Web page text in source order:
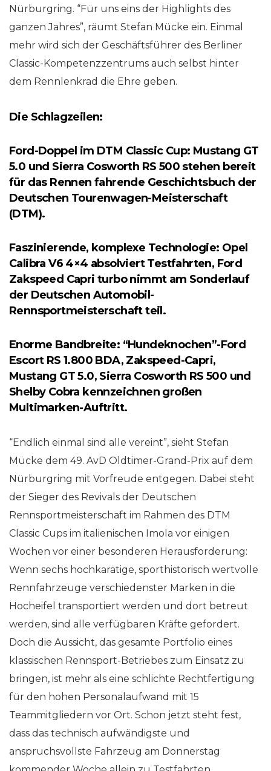
Nürburgring. “Für uns eins der Highlights des
ganzen Jahres”, räumt Stefan Mücke ein. Einmal
mehr wird sich der Geschäftsführer des Berliner
Classic-Kompetenzzentrums auch selbst hinter
dem Rennlenkrad die Ehre geben.
Die Schlagzeilen:
Ford-Doppel im DTM Classic Cup: Mustang GT
5.0 und Sierra Cosworth RS 500 stehen bereit
für das Rennen fahrende Geschichtsbuch der
Deutschen Tourenwagen-Meisterschaft
(DTM).
Faszinierende, komplexe Technologie: Opel
Calibra V6 4×4 absolviert Testfahrten, Ford
Zakspeed Capri turbo nimmt am Sonderlauf
der Deutschen Automobil-
Rennsportmeisterschaft teil.
Enorme Bandbreite: “Hundeknochen”-Ford
Escort RS 1.800 BDA, Zakspeed-Capri,
Mustang GT 5.0, Sierra Cosworth RS 500 und
Shelby Cobra kennzeichnen großen
Multimarken-Auftritt.
“Endlich einmal sind alle vereint”, sieht Stefan
Mücke dem 49. AvD Oldtimer-Grand-Prix auf dem
Nürburgring mit Vorfreude entgegen. Dabei steht
der Sieger des Revivals der Deutschen
Rennsportmeisterschaft im Rahmen des DTM
Classic Cups im italienischen Imola vor einigen
Wochen vor einer besonderen Herausforderung:
Wenn sechs hochkarätige, sporthistorisch wertvolle
Rennfahrzeuge verschiedenster Marken in die
Hocheifel transportiert werden und dort betreut
werden, sind alle verfügbaren Kräfte gefordert.
Doch die Aussicht, das gesamte Portfolio eines
klassischen Rennsport-Betriebes zum Einsatz zu
bringen, ist mehr als eine schlichte Rechtfertigung
für den hohen Personalaufwand mit 15
Teammitgliedern vor Ort. Schon jetzt steht fest,
dass das technisch aufwändigste und
anspruchsvollste Fahrzeug am Donnerstag